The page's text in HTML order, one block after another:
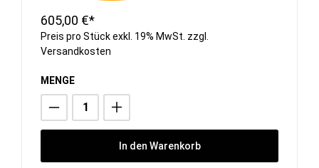
605,00 €*
Preis pro Stück exkl. 19% MwSt. zzgl.
Versandkosten
MENGE
In den Warenkorb